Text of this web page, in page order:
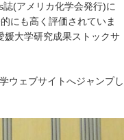
(アメリカ化学会発行)に
にも高く評価されていま
媛大学研究成果ストックサ
ウェブサイトへジャンプし